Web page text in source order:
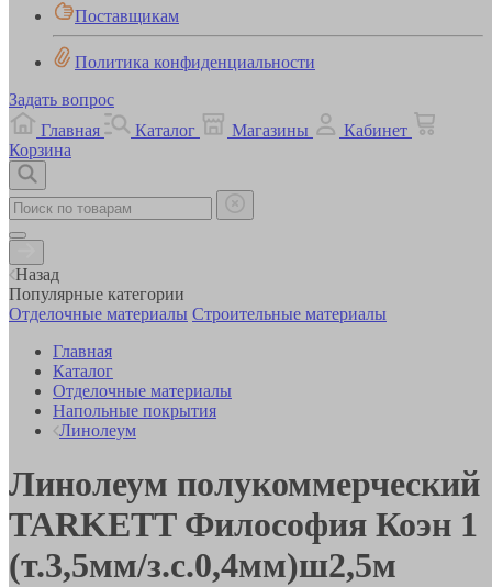
Поставщикам
Политика конфиденциальности
Задать вопрос
Главная
Каталог Магазины
Кабинет
Корзина
Назад
Популярные категории
Отделочные материалы Строительные материалы
Главная
Каталог
Отделочные материалы
Напольные покрытия
Линолеум
Линолеум полукоммерческий
TARKETT Философия Коэн 1
(т.3,5мм/з.с.0,4мм)ш2,5м